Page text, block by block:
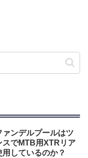
ンデルプールはツ
スでMTB用XTRリア
しているのか？